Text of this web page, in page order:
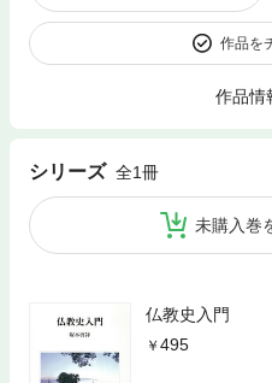
作品を
作品情
シリーズ 全1冊
未購入巻
仏教史入門
495